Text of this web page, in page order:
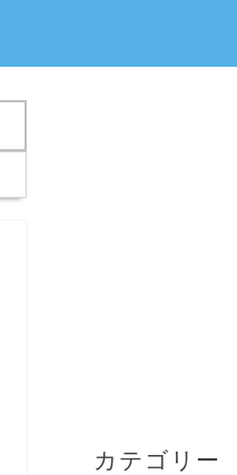
カテゴリー